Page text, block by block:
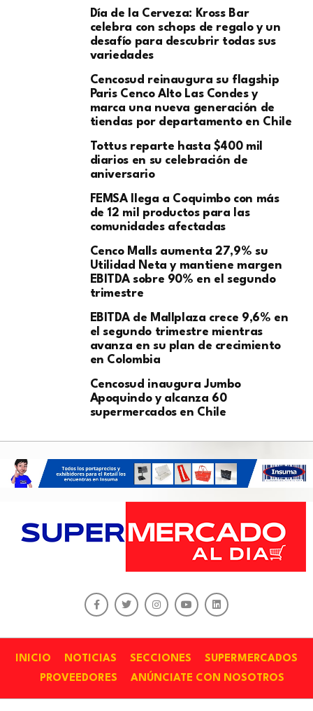
Día de la Cerveza: Kross Bar
celebra con schops de regalo y un
desafío para descubrir todas sus
variedades
Cencosud reinaugura su flagship
Paris Cenco Alto Las Condes y
marca una nueva generación de
tiendas por departamento en Chile
Tottus reparte hasta $400 mil
diarios en su celebración de
aniversario
FEMSA llega a Coquimbo con más
de 12 mil productos para las
comunidades afectadas
Cenco Malls aumenta 27,9% su
Utilidad Neta y mantiene margen
EBITDA sobre 90% en el segundo
trimestre
EBITDA de Mallplaza crece 9,6% en
el segundo trimestre mientras
avanza en su plan de crecimiento
en Colombia
Cencosud inaugura Jumbo
Apoquindo y alcanza 60
supermercados en Chile
INICIO NOTICIAS SECCIONES
SUPERMERCADOS
PROVEEDORES
ANÚNCIATE CON NOSOTROS